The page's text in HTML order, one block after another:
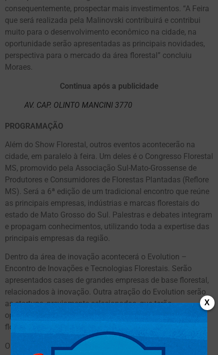
consequentemente, prospectar mais investimentos. “A Feira
que será realizada pela Malinovski contribuirá e contribui
muito para o desenvolvimento econômico na cidade, na
oportunidade serão apresentadas as principais novidades,
perspectiva para o mercado da área florestal” concluiu
Moraes.
Continua após a publicidade
AV. CAP. OLINTO MANCINI 3770
PROGRAMAÇÃO
Além do Show Florestal, outros eventos acontecerão na
cidade, em paralelo à feira. Um deles é o Congresso Florestal
MS, promovido pela Associação Sul-Mato-Grossense de
Produtores e Consumidores de Florestas Plantadas (Reflore
MS). Será a 6ª edição de um tradicional encontro que reúne
as principais empresas, indústrias e marcas florestais do
estado de Mato Grosso do Sul. Palestras e debates integram
e propagam conhecimentos, utilizando toda a expertise das
principais empresas da região.
Dentro da área de inovação acontecerá o Evolution –
Encontro de Inovações e Tecnologias Florestais. Serão
apresentados cases de grandes empresas de base florestal,
relacionados à inovação. Outra atração do Evolution serão
as startups, previamente selecionadas, que terão
oportunidade de apresentar novas soluções ao mercado
florestal.
O Show Florestal já conta com mais de 100 expositores
X